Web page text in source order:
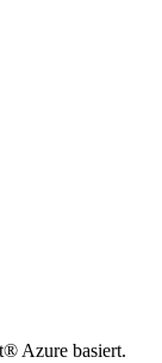
Azure basiert.